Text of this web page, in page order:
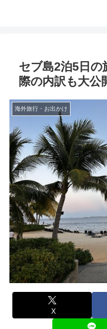
セブ島2泊5日の
際の内訳も大公
海外旅行・お出かけ
X